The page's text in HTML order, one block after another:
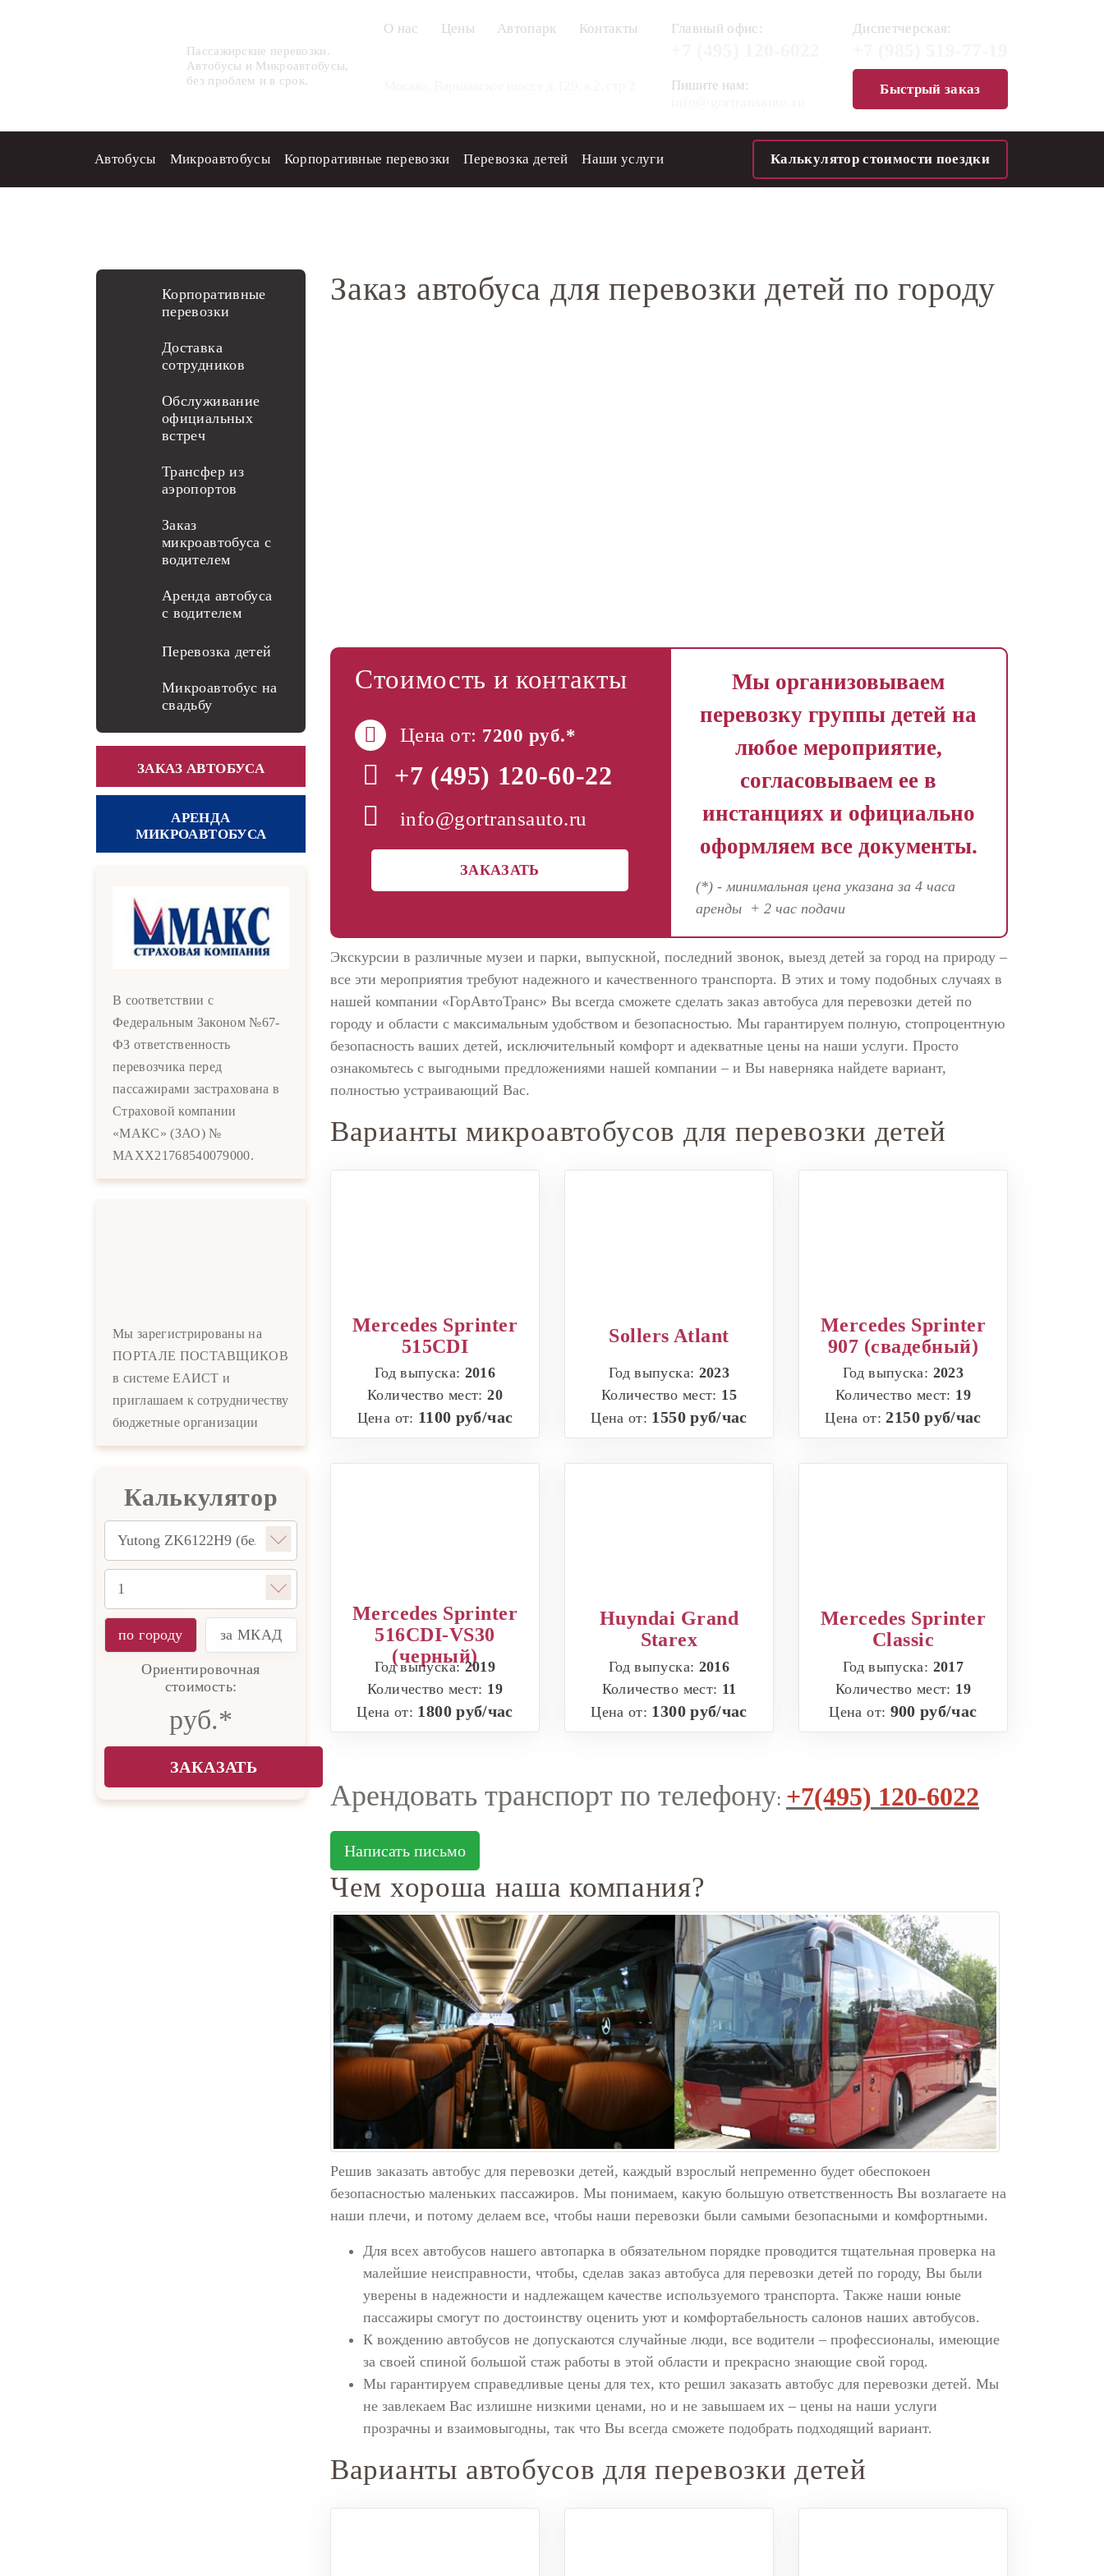
Пассажирские перевозки.
Автобусы и Микроавтобусы,
без проблем и в срок.
О нас Цены Автопарк Контакты Главный офис:
Пишите нам:
Диспетчерская:
Быстрый заказ
Автобусы Микроавтобусы Корпоративные перевозки Перевозка детей Наши услуги Калькулятор стоимости поездки
Корпоративные
перевозки
Доставка
сотрудников
Обслуживание
официальных
встреч
Трансфер из
аэропортов
Заказ
микроавтобуса с
водителем
Аренда автобуса
с водителем
Перевозка детей
Микроавтобус на
свадьбу
ЗАКАЗ АВТОБУСА
АРЕНДА
МИКРОАВТОБУСА
В соответствии с
Федеральным Законом №67-
ФЗ ответственность
перевозчика перед
пассажирами застрахована в
Страховой компании
«МАКС» (ЗАО) №
MAXX21768540079000.
Мы зарегистрированы на
ПОРТАЛЕ ПОСТАВЩИКОВ
в системе ЕАИСТ и
приглашаем к сотрудничеству
бюджетные организации
Калькулятор
по городу за МКАД
Ориентировочная
стоимость:
руб.*
ЗАКАЗАТЬ
Заказ автобуса для перевозки детей по городу
Стоимость и контакты
Цена от: 7200 руб.*
+7 (495) 120-60-22
info@gortransauto.ru
ЗАКАЗАТЬ
Мы организовываем
перевозку группы детей на
любое мероприятие,
согласовываем ее в
инстанциях и официально
оформляем все документы.
(*) - минимальная цена указана за 4 часа
аренды + 2 час подачи
Экскурсии в различные музеи и парки, выпускной, последний звонок, выезд детей за город на природу –
все эти мероприятия требуют надежного и качественного транспорта. В этих и тому подобных случаях в
нашей компании «ГорАвтоТранс» Вы всегда сможете сделать заказ автобуса для перевозки детей по
городу и области с максимальным удобством и безопасностью. Мы гарантируем полную, стопроцентную
безопасность ваших детей, исключительный комфорт и адекватные цены на наши услуги. Просто
ознакомьтесь с выгодными предложениями нашей компании – и Вы наверняка найдете вариант,
полностью устраивающий Вас.
Варианты микроавтобусов для перевозки детей
Mercedes Sprinter
515CDI
Год выпуска: 2016
Количество мест:20
Цена от: 1100 руб/час
Sollers Atlant
Год выпуска: 2023
Количество мест: 15
Цена от: 1550 руб/час
Mercedes Sprinter
907 (свадебный)
Год выпуска: 2023
Количество мест: 19
Цена от:2150 руб/час
Mercedes Sprinter
516CDI-VS30
(черный)
Год выпуска:2019
Количество мест: 19
Цена от: 1800 руб/час
Huyndai Grand
Starex
Год выпуска: 2016
Количество мест: 11
Цена от: 1300 руб/час
Mercedes Sprinter
Classic
Год выпуска: 2017
Количество мест: 19
Цена от: 900 руб/час
Арендовать транспорт по телефону: +7(495) 120-6022
Написать письмо
Чем хороша наша компания?
Решив заказать автобус для перевозки детей, каждый взрослый непременно будет обеспокоен
безопасностью маленьких пассажиров. Мы понимаем, какую большую ответственность Вы возлагаете на
наши плечи, и потому делаем все, чтобы наши перевозки были самыми безопасными и комфортными.
Для всех автобусов нашего автопарка в обязательном порядке проводится тщательная проверка на
малейшие неисправности, чтобы, сделав заказ автобуса для перевозки детей по городу, Вы были
уверены в надежности и надлежащем качестве используемого транспорта. Также наши юные
пассажиры смогут по достоинству оценить уют и комфортабельность салонов наших автобусов.
К вождению автобусов не допускаются случайные люди, все водители – профессионалы, имеющие
за своей спиной большой стаж работы в этой области и прекрасно знающие свой город.
Мы гарантируем справедливые цены для тех, кто решил заказать автобус для перевозки детей. Мы
не завлекаем Вас излишне низкими ценами, но и не завышаем их – цены на наши услуги
прозрачны и взаимовыгодны, так что Вы всегда сможете подобрать подходящий вариант.
Варианты автобусов для перевозки детей